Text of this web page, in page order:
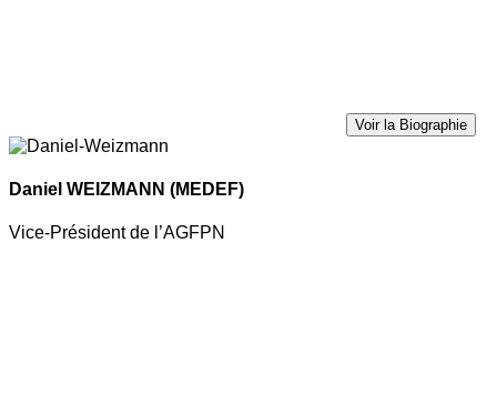
Voir la Biographie
Daniel WEIZMANN (MEDEF)
Vice-Président de l’AGFPN